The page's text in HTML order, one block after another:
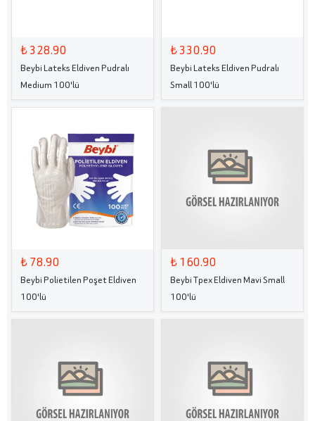
₺ 328.90
Beybi Lateks Eldiven Pudralı
Medium 100'lü
₺ 330.90
Beybi Lateks Eldiven Pudralı
Small 100'lü
₺ 78.90
Beybi Polietilen Poşet Eldiven
100'lü
₺ 160.90
Beybi Tpex Eldiven Mavi Small
100'lü